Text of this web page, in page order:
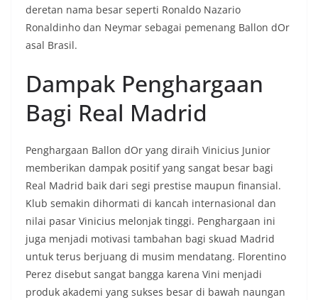
deretan nama besar seperti Ronaldo Nazario
Ronaldinho dan Neymar sebagai pemenang Ballon dOr
asal Brasil.
Dampak Penghargaan
Bagi Real Madrid
Penghargaan Ballon dOr yang diraih Vinicius Junior
memberikan dampak positif yang sangat besar bagi
Real Madrid baik dari segi prestise maupun finansial.
Klub semakin dihormati di kancah internasional dan
nilai pasar Vinicius melonjak tinggi. Penghargaan ini
juga menjadi motivasi tambahan bagi skuad Madrid
untuk terus berjuang di musim mendatang. Florentino
Perez disebut sangat bangga karena Vini menjadi
produk akademi yang sukses besar di bawah naungan